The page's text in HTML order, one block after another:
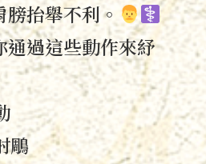
抬舉不利。
通過這些動作來紓
鵰